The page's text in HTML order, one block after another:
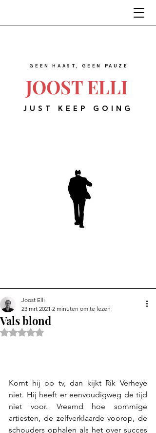
JOOST ELLI
GEEN HAAST, GEEN PAUZE
JUST KEEP GOING
Vals blond
Joost Elli
23 mrt 2021 2 minuten om te lezen
Beoordeeld met NaN uit 5 sterren.
Komt hij op tv, dan kijkt Rik Verheye
niet. Hij heeft er eenvoudigweg de tijd
niet voor. Vreemd hoe sommige
artiesten, de zelfverklaarde voorop, de
schouders ophalen als het over succes